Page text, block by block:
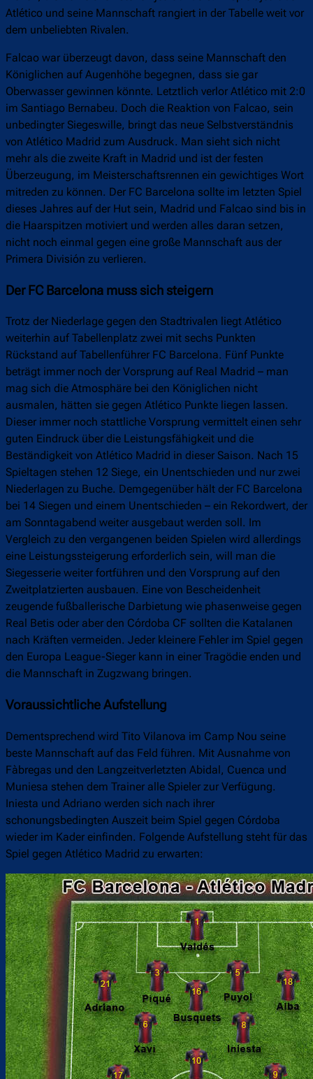
Atlético und seine Mannschaft rangiert in der Tabelle weit vor
dem unbeliebten Rivalen.
Falcao war überzeugt davon, dass seine Mannschaft den
Königlichen auf Augenhöhe begegnen, dass sie gar
Oberwasser gewinnen könnte. Letztlich verlor Atlético mit 2:0
im Santiago Bernabeu. Doch die Reaktion von Falcao, sein
unbedingter Siegeswille, bringt das neue Selbstverständnis
von Atlético Madrid zum Ausdruck. Man sieht sich nicht
mehr als die zweite Kraft in Madrid und ist der festen
Überzeugung, im Meisterschaftsrennen ein gewichtiges Wort
mitreden zu können. Der FC Barcelona sollte im letzten Spiel
dieses Jahres auf der Hut sein, Madrid und Falcao sind bis in
die Haarspitzen motiviert und werden alles daran setzen,
nicht noch einmal gegen eine große Mannschaft aus der
Primera División zu verlieren.
Der FC Barcelona muss sich steigern
Trotz der Niederlage gegen den Stadtrivalen liegt Atlético
weiterhin auf Tabellenplatz zwei mit sechs Punkten
Rückstand auf Tabellenführer FC Barcelona. Fünf Punkte
beträgt immer noch der Vorsprung auf Real Madrid – man
mag sich die Atmosphäre bei den Königlichen nicht
ausmalen, hätten sie gegen Atlético Punkte liegen lassen.
Dieser immer noch stattliche Vorsprung vermittelt einen sehr
guten Eindruck über die Leistungsfähigkeit und die
Beständigkeit von Atlético Madrid in dieser Saison. Nach 15
Spieltagen stehen 12 Siege, ein Unentschieden und nur zwei
Niederlagen zu Buche. Demgegenüber hält der FC Barcelona
bei 14 Siegen und einem Unentschieden – ein Rekordwert, der
am Sonntagabend weiter ausgebaut werden soll. Im
Vergleich zu den vergangenen beiden Spielen wird allerdings
eine Leistungssteigerung erforderlich sein, will man die
Siegesserie weiter fortführen und den Vorsprung auf den
Zweitplatzierten ausbauen. Eine von Bescheidenheit
zeugende fußballerische Darbietung wie phasenweise gegen
Real Betis oder aber den Córdoba CF sollten die Katalanen
nach Kräften vermeiden. Jeder kleinere Fehler im Spiel gegen
den Europa League-Sieger kann in einer Tragödie enden und
die Mannschaft in Zugzwang bringen.
Voraussichtliche Aufstellung
Dementsprechend wird Tito Vilanova im Camp Nou seine
beste Mannschaft auf das Feld führen. Mit Ausnahme von
Fàbregas und den Langzeitverletzten Abidal, Cuenca und
Muniesa stehen dem Trainer alle Spieler zur Verfügung.
Iniesta und Adriano werden sich nach ihrer
schonungsbedingten Auszeit beim Spiel gegen Córdoba
wieder im Kader einfinden. Folgende Aufstellung steht für das
Spiel gegen Atlético Madrid zu erwarten: